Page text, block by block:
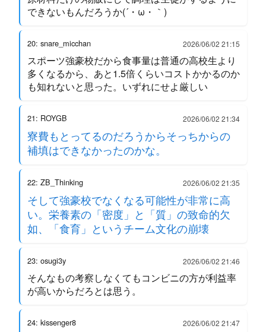
できないもんだろうか(´・ω・｀)
20: snare_micchan 2026/06/02 21:15
スポーツ強豪校だから食事量は普通の高校生より
多くなるから、あと1.5倍くらいコストかかるのか
も知れないと思った。いずれにせよ厳しい
21: ROYGB 2026/06/02 21:34
寮費もとってるのだろうからそっちからの
補填はできなかったのかな。
22: ZB_Thinking 2026/06/02 21:35
そして強豪校でなくなる可能性が非常に高
い。栄養素の「密度」と「質」の致命的欠
如、「食育」というチーム文化の崩壊
23: osugi3y 2026/06/02 21:46
そんなもの考察しなくてもコンビニの方が利益率
が高いからだろとは思う。
24: kissenger8 2026/06/02 21:47